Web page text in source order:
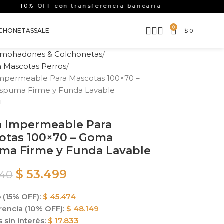
10% OFF con transferencia bancaria
SALE 0 $0
& Colchonetas
Mascotas Perros
Para Mascotas 100×70 –
Firme y Funda Lavable
Impermeable Para
100×70 – Goma
Firme y Funda Lavable
$ 53.499
OFF): $ 45.474
(10% OFF): $ 48.149
sin interés: $ 17.833